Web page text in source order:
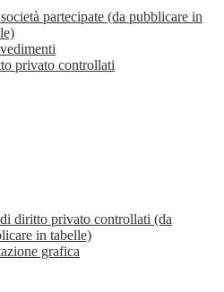
partecipate (da pubblicare in
privato controllati
diritto privato controllati (da
in tabelle)
grafica